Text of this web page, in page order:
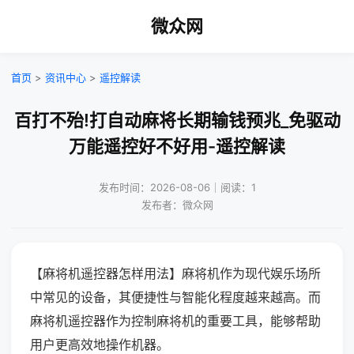
微众网
首页 > 资讯中心 > 遥控解读
百打不殆!打自动麻将长期输钱预兆_免驱动
万能遥控好不好用-遥控解读
发布时间：2026-08-06｜阅读：1
发布者：微众网
【麻将机遥控器怎样用法】麻将机作为现代娱乐场所
中常见的设备，其便捷性与智能化程度越来越高。而
麻将机遥控器作为控制麻将机的重要工具，能够帮助
用户更高效地操作机器。